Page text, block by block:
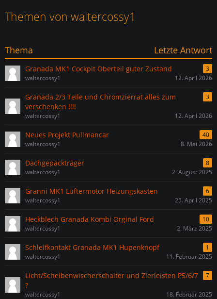
Themen von waltercossy1
Thema Letzte Antwort
Granada MK1 Cockpit Oberteil guter Zustand
3
waltercossy1
12. April 2026
Granada 2/3 Teile und Chromzierrat alles zum
verschenken !!!!
3
waltercossy1 12. April 2026
Neues Projekt Pullmancar
40
waltercossy1
8. Mai 2026
Dachgepäckträger
8
waltercossy1
2. August 2025
Granni MK1 Lüftermotor Heizungskasten
6
waltercossy1
25. April 2025
Heckblech Granada Kombi Orginal Ford
10
waltercossy1
2. März 2025
Schleifkontakt Granada MK1 Hupenknopf
1
waltercossy1
11. Februar 2025
Licht/Scheibenwischerschalter und Zierleisten P5/6/7
?
7
waltercossy1 18. Februar 2025